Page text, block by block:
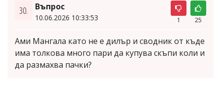
30. Въпрос
10.06.2026 10:33:53 1 25
Ами Мангала като не е дилър и сводник от къде
има толкова много пари да купува скъпи коли и
да размахва пачки?